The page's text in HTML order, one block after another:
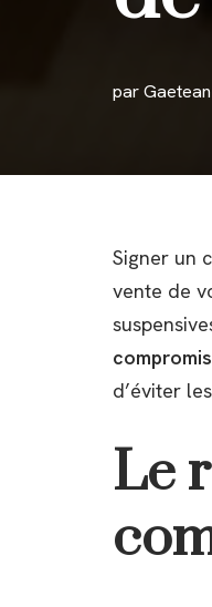
parGaetean
Signer un
vente de
d’éviter
Le